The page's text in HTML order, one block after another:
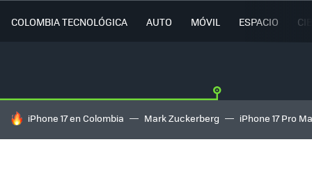
COLOMBIA TECNOLÓGICA AUTO MÓVIL ESPACIO
HOY SE HABLA DE
iPhone 17 en Colombia Mark Zuckerberg iPhone 17 Pro